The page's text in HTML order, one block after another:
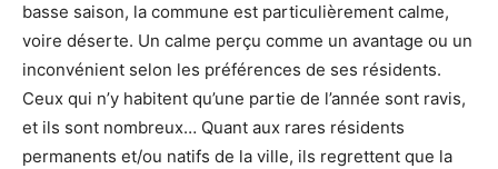
basse saison, la commune est particulièrement calme,
voire déserte. Un calme perçu comme un avantage ou un
inconvénient selon les préférences de ses résidents.
Ceux qui n’y habitent qu’une partie de l’année sont ravis,
et ils sont nombreux… Quant aux rares résidents
permanents et/ou natifs de la ville, ils regrettent que la